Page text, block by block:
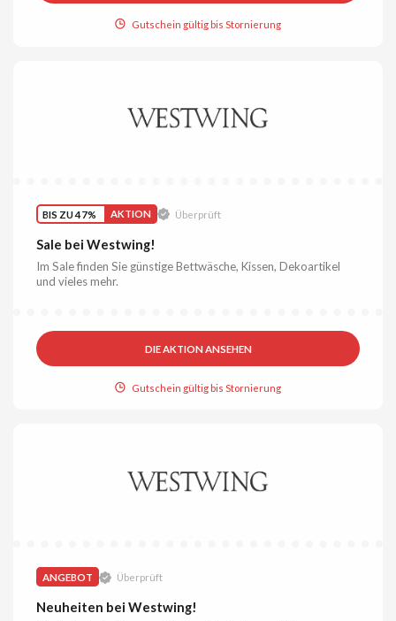
Gutschein gültig bis Stornierung
BIS ZU 47% AKTION Überprüft
Sale bei Westwing!
Im Sale finden Sie günstige Bettwäsche, Kissen, Dekoartikel
und vieles mehr.
DIE AKTION ANSEHEN
Gutschein gültig bis Stornierung
ANGEBOT Überprüft
Neuheiten bei Westwing!